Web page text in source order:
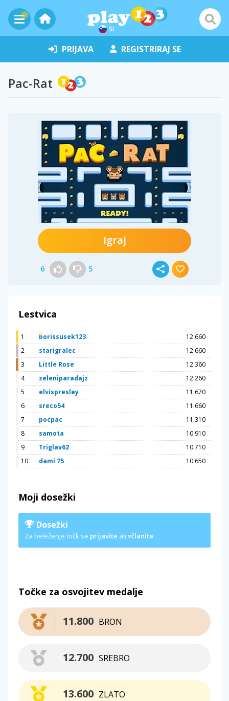
SI
PRIJAVA REGISTRIRAJ SE
Pac-Rat
Igraj
6 5
Lestvica
1 borissusek123
12.660
2
starigralec
12.660
3
Little Rose
12.360
4
zeleniparadajz
12.260
5
elvispresley
11.670
6
sreco54
11.660
7
pocpac
11.310
8
samota
10.910
9
Triglav62
10.710
10
dami 75 10.650
Moji dosežki
Dosežki
Za beleženje točk se prijavite ali včlanite.
Točke za osvojitev medalje
BRON
11.800
SREBRO
12.700
ZLATO
13.600